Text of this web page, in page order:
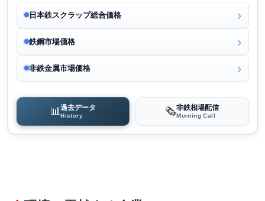
日本鉄スクラップ総合価格
鉄鋼市場価格
非鉄金属市場価格
📊過去データ
History 🗞️非鉄相場配信
Morning Call